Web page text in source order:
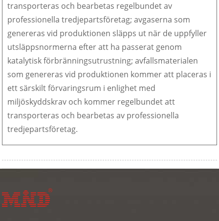
transporteras och bearbetas regelbundet av
professionella tredjepartsföretag; avgaserna som
genereras vid produktionen släpps ut när de uppfyller
utsläppsnormerna efter att ha passerat genom
katalytisk förbränningsutrustning; avfallsmaterialen
som genereras vid produktionen kommer att placeras i
ett särskilt förvaringsrum i enlighet med
miljöskyddskrav och kommer regelbundet att
transporteras och bearbetas av professionella
tredjepartsföretag.